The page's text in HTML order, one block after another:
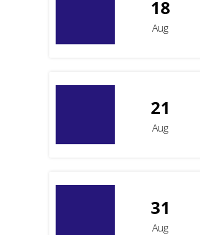
18
Aug
21
Aug
31
Aug